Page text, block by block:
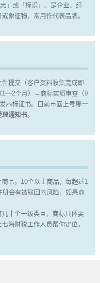
」或「标识」。是企业、组
象征物，常用作代表品牌。
提交（客户资料收集完成即
1—2个月）→商标实质审查（9
标证书。目前市面上号称一
理通知书。
品。10个以上商品，每超过1
会有被驳回的风险，如果商
十个一级类目，商标具体要
海财税工作人员帮你定位，